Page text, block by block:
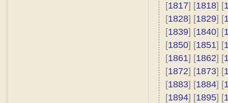
[1817] [1818] [
[1828] [1829] [
[1839] [1840] [
[1850] [1851] [
[1861] [1862] [
[1872] [1873] [
[1883] [1884] [
[1894] [1895] [